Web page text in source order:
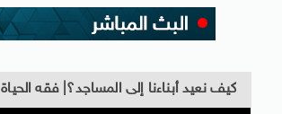
كيف نعيد أبناءنا إلى المساجد؟| فقه الحياة